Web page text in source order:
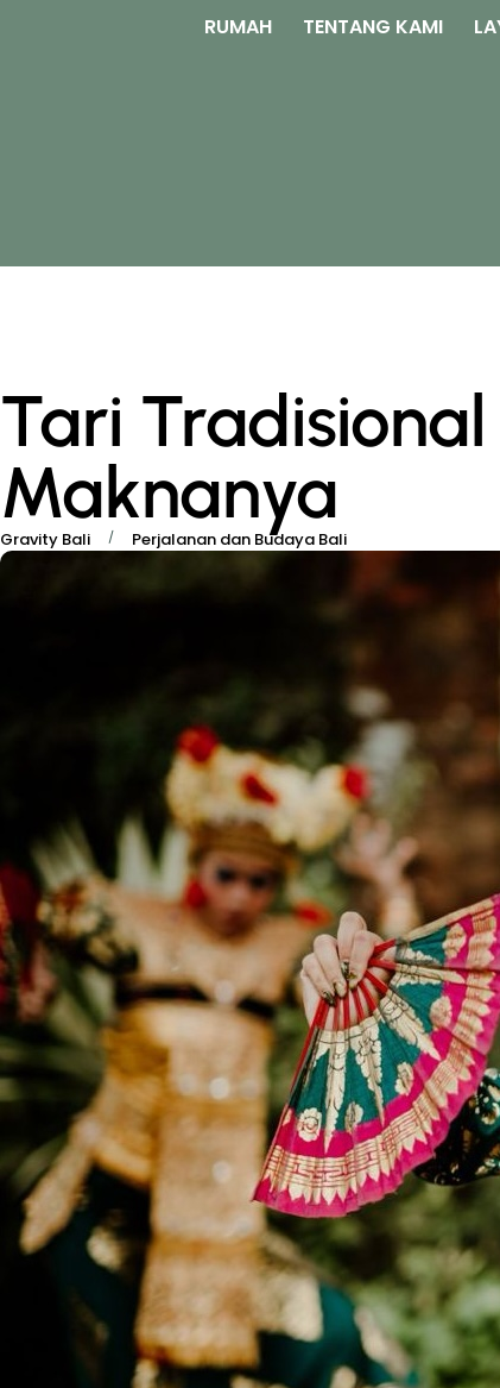
RUMAH TENTANG KAMI
Tari
Maknanya
Gravity Bali / Perjalanan dan Budaya Bali